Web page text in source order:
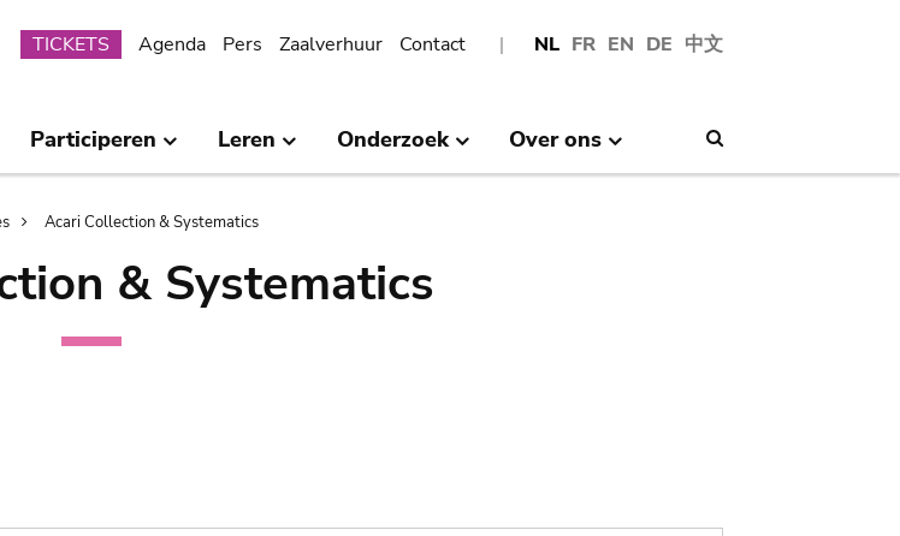
NL FR EN DE 中文
Submenu
TICKETS Agenda Pers Zaalverhuur Contact
Participeren Leren Onderzoek Over ons
Acari Collection & Systematics
& Systematics